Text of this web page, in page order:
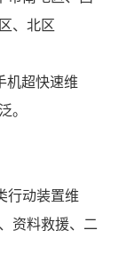
、北区
机超快速维
。
行动装置维
资料救援、二